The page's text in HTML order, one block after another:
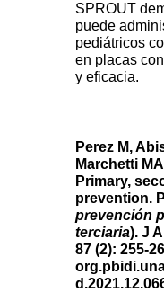
SPROUT
puede
pediátricos
en placas
y eficacia.
Perez M,
Marchetti
Primary,
prevention.
prevención
terciaria). J
87 (2): 255-